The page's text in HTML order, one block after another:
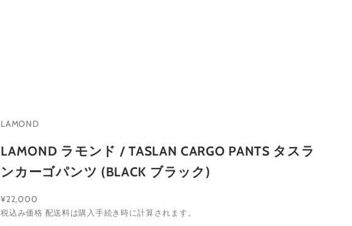
LAMOND
LAMOND ラモンド / TASLAN CARGO PANTS タスラ
ンカーゴパンツ (BLACK ブラック)
セール価格
¥22,000
税込み価格 配送料は購入手続き時に計算されます。